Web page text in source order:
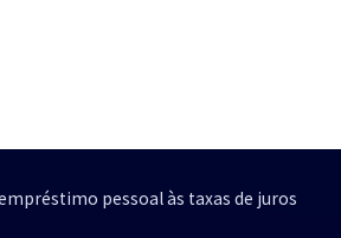
pessoal às taxas de juros